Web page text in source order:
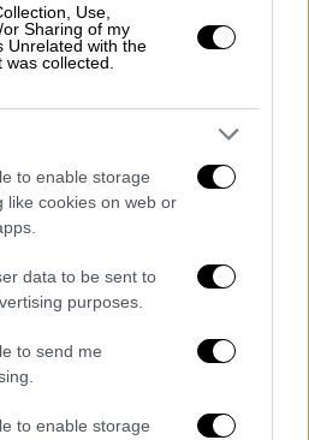
Use,
Sharing of my
Unrelated with the
collected.
to enable storage
like cookies on web or
data to be sent to
purposes.
to send me
to enable storage
για να
που έμειναν πίσω
Πάγου ζητεί από
οι δίκες